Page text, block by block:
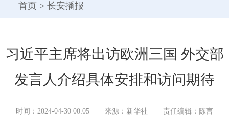
首页 > 长安播报
习近平主席将出访欧洲三国 外交部
发言人介绍具体安排和访问期待
时间：2024-04-30 00:05 来源：新华社 责任编辑：陈言